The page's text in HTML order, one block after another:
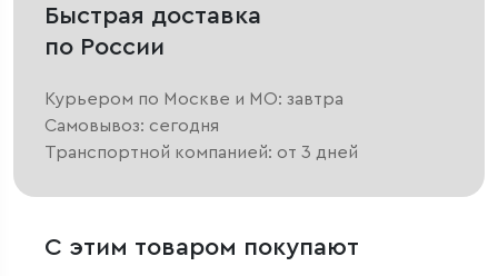
Быстрая доставка
по России
Курьером по Москве и МО: завтра
Самовывоз: сегодня
Транспортной компанией: от 3 дней
С этим товаром покупают